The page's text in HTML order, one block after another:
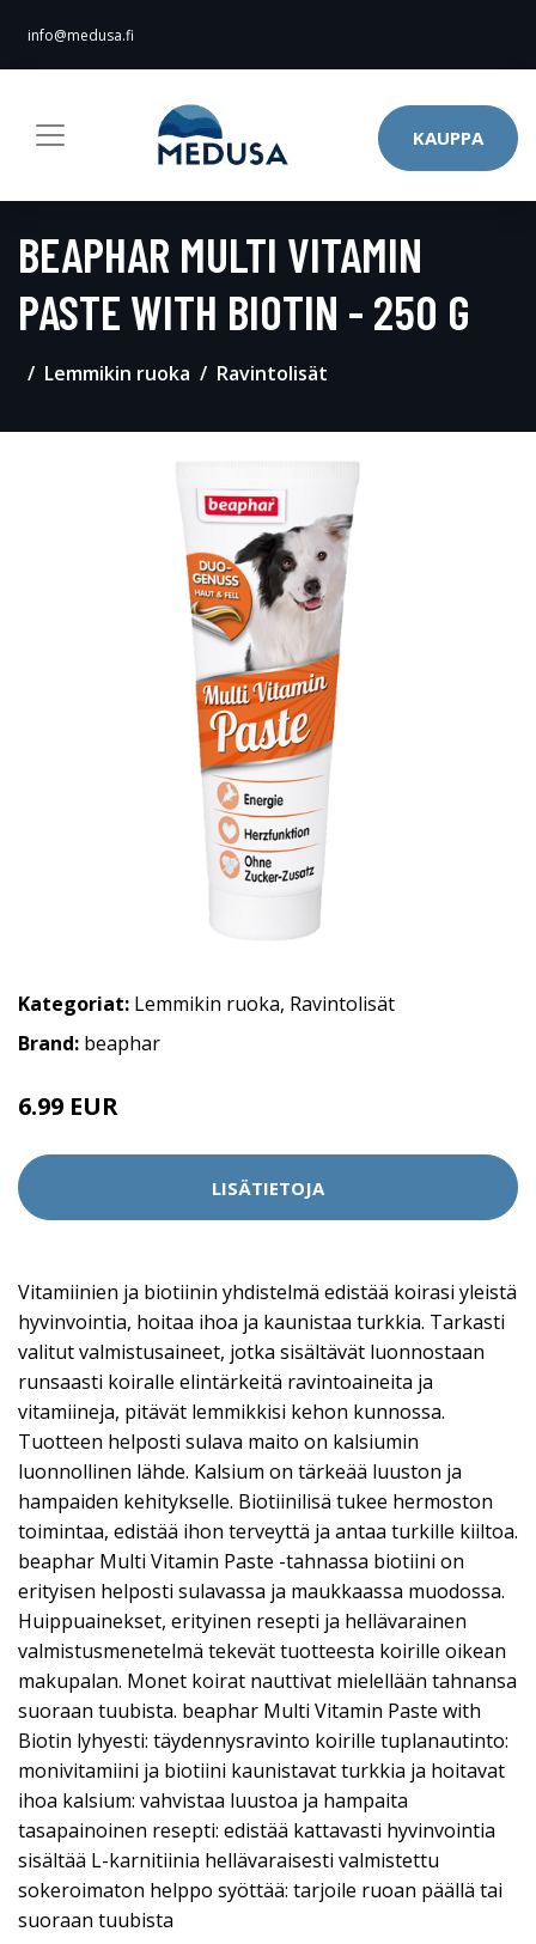
info@medusa.fi
KAUPPA
BEAPHAR MULTI VITAMIN
PASTE WITH BIOTIN - 250 G
Lemmikin ruoka Ravintolisät
Kategoriat: Lemmikin ruoka, Ravintolisät
Brand: beaphar
6.99 EUR
LISÄTIETOJA
Vitamiinien ja biotiinin yhdistelmä edistää koirasi yleistä
hyvinvointia, hoitaa ihoa ja kaunistaa turkkia. Tarkasti
valitut valmistusaineet, jotka sisältävät luonnostaan
runsaasti koiralle elintärkeitä ravintoaineita ja
vitamiineja, pitävät lemmikkisi kehon kunnossa.
Tuotteen helposti sulava maito on kalsiumin
luonnollinen lähde. Kalsium on tärkeää luuston ja
hampaiden kehitykselle. Biotiinilisä tukee hermoston
toimintaa, edistää ihon terveyttä ja antaa turkille kiiltoa.
beaphar Multi Vitamin Paste -tahnassa biotiini on
erityisen helposti sulavassa ja maukkaassa muodossa.
Huippuainekset, erityinen resepti ja hellävarainen
valmistusmenetelmä tekevät tuotteesta koirille oikean
makupalan. Monet koirat nauttivat mielellään tahnansa
suoraan tuubista. beaphar Multi Vitamin Paste with
Biotin lyhyesti: täydennysravinto koirille tuplanautinto:
monivitamiini ja biotiini kaunistavat turkkia ja hoitavat
ihoa kalsium: vahvistaa luustoa ja hampaita
tasapainoinen resepti: edistää kattavasti hyvinvointia
sisältää L-karnitiinia hellävaraisesti valmistettu
sokeroimaton helppo syöttää: tarjoile ruoan päällä tai
suoraan tuubista